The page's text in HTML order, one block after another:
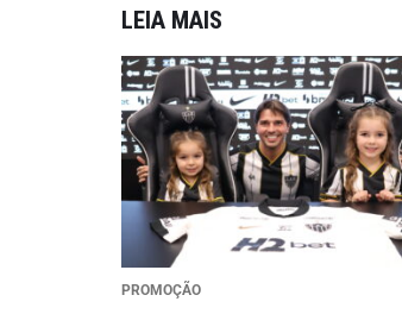
LEIA MAIS
PROMOÇÃO